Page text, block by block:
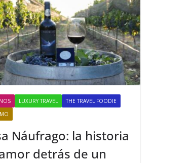
LUXURY TRAVEL
THE TRAVEL FOODIE
Náufrago: la historia
detrás de un